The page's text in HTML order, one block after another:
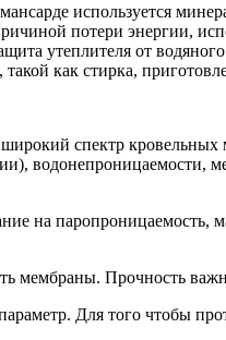
используется
потери энергии,
утеплителя от
такой как стирка,
спектр
водонепроницаемости,
на паропроницаемость,
мембраны. Прочность
Для того чтобы